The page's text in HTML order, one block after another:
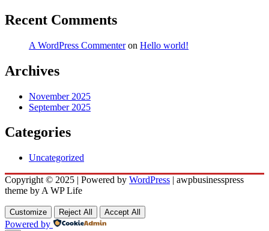
Recent Comments
A WordPress Commenteron Hello world!
Archives
November 2025
September 2025
Categories
Uncategorized
Copyright © 2025 | Powered by WordPress | awpbusinesspress
theme by A WP Life
Customize Reject All Accept All
Powered by